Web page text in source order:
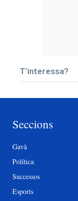
T’interessa?
Seccions
Gavà
Política
Successos
Esports